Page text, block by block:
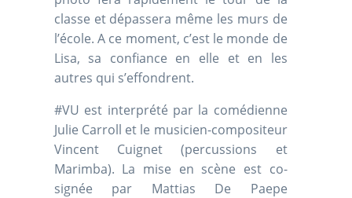
classe et dépassera même les murs de
l’école. A ce moment, c’est le monde de
Lisa, sa confiance en elle et en les
autres qui s’effondrent.
#VU est interprété par la comédienne
Julie Carroll et le musicien-compositeur
Vincent Cuignet (percussions et
Marimba). La mise en scène est co-
signée par Mattias De Paepe